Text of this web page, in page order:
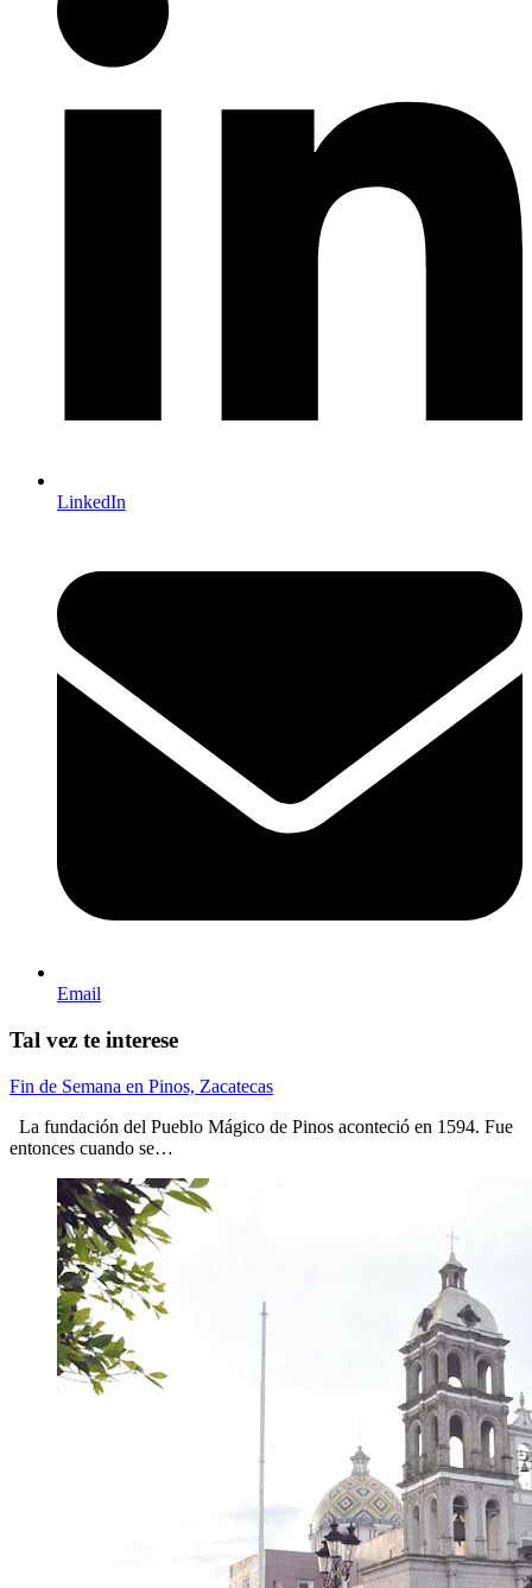
LinkedIn
Email
Tal vez te interese
Fin de Semana en Pinos, Zacatecas
La fundación del Pueblo Mágico de Pinos aconteció en 1594. Fue
entonces cuando se…